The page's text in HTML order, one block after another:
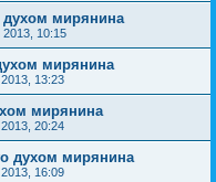
духом мирянина
2013, 10:15
мирянина
13:23
мирянина
20:24
духом мирянина
16:09